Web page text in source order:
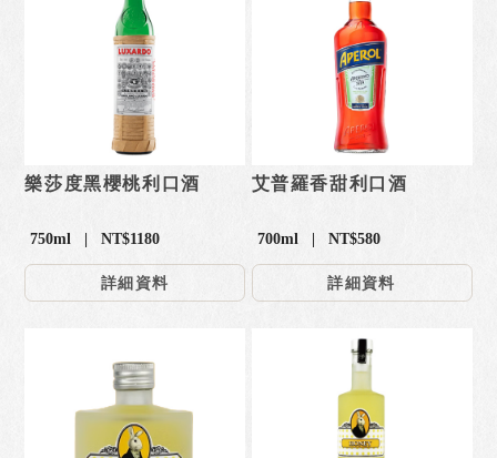
樂莎度黑櫻桃利口酒
750ml | NT$1180
詳細資料
艾普羅香甜利口酒
700ml | NT$580
詳細資料